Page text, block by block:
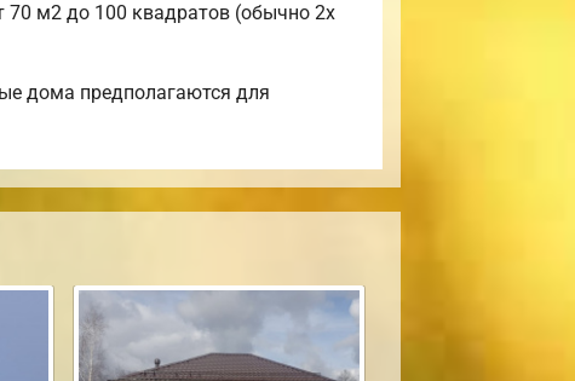
м2 до 100 квадратов (обычно 2х
дома предполагаются для